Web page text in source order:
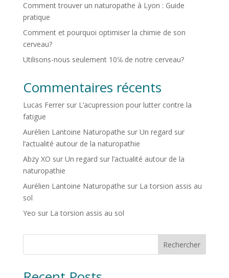
Comment trouver un naturopathe à Lyon : Guide
pratique
Comment et pourquoi optimiser la chimie de son
cerveau?
Utilisons-nous seulement 10℅ de notre cerveau?
Commentaires récents
Lucas Ferrersur L’acupression pour lutter contre la
fatigue
Aurélien Lantoine Naturopathe sur Un regard sur
l’actualité autour de la naturopathie
Abzy XO sur Un regard sur l’actualité autour de la
naturopathie
Aurélien Lantoine Naturopathe sur La torsion assis au
sol
Yeo sur La torsion assis au sol
Rechercher